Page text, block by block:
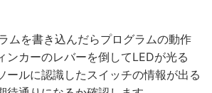
ムを書き込んだらプログラムの動作
ンカーのレバーを倒してLEDが光る
ールに認識したスイッチの情報が出る